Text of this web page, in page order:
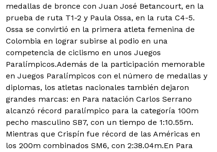
medallas de bronce con Juan José Betancourt, en la
prueba de ruta T1-2 y Paula Ossa, en la ruta C4-5.
Ossa se convirtió en la primera atleta femenina de
Colombia en lograr subirse al podio en una
competencia de ciclismo en unos Juegos
Paralímpicos.Además de la participación memorable
en Juegos Paralímpicos con el número de medallas y
diplomas, los atletas nacionales también dejaron
grandes marcas: en Para natación Carlos Serrano
alcanzó récord paralímpico para la categoría 100m
pecho masculino SB7, con un tiempo de 1:10.55m.
Mientras que Crispín fue récord de las Américas en
los 200m combinados SM6, con 2:38.04m.En Para